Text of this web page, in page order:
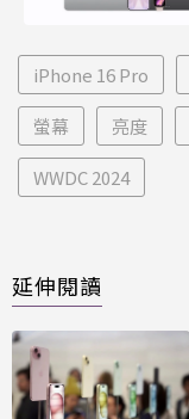
iPhone 16 Pro
螢幕 亮度
WWDC 2024
延伸閱讀